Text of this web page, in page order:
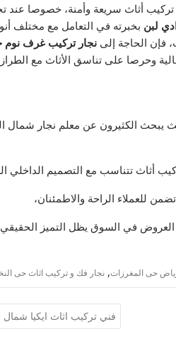
أثاث سريعة وأمنة، خصوصا عند
لبن بخبرته في التعامل مع مختلف
فإن الحاجة إلى نجار تركيب غرف نوم
وحرصا على تناسق الأثاث مع الطراز
يبحث الكثيرون عن معلم نجار شمال
أثاث تتناسب مع التصميم الداخلي
للعملاء الراحة والاطمئنان،
في السوق يظل التميز الحقيقي
حى المغرزات, نجار فك و تركيب اثاث حى
فني تركيب اثاث ايكيا شمال الرياض